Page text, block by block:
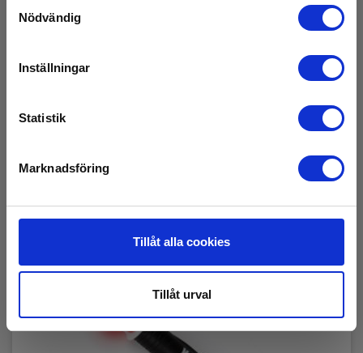
Nödvändig
Inställningar
Statistik
Marknadsföring
Tillåt alla cookies
Tillåt urval